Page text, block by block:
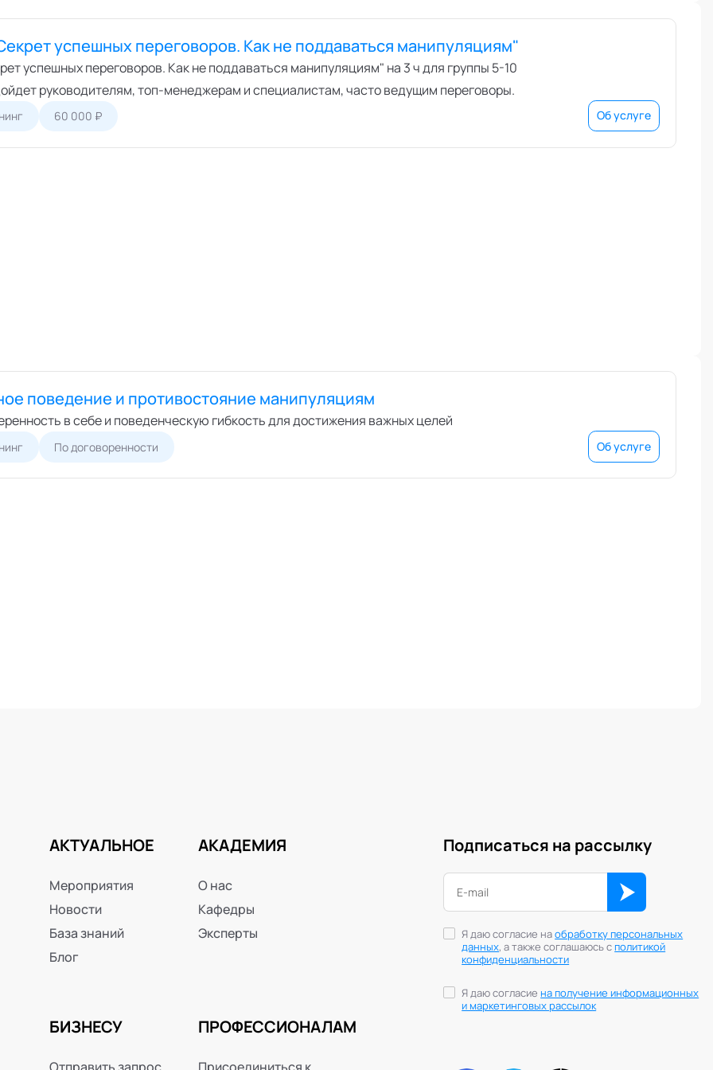
успешных переговоров. Как не поддаваться манипуляциям"
успешных переговоров. Как не поддаваться манипуляциям" на 3 ч для группы 5-10
руководителям, топ-менеджерам и специалистам, часто ведущим переговоры.
60 000 ₽ Об услуге
поведение и противостояние манипуляциям
в себе и поведенческую гибкость для достижения важных целей
По договоренности Об услуге
АКТУАЛЬНОЕ
Мероприятия
Новости
База знаний
Блог
АКАДЕМИЯ
О нас
Кафедры
Эксперты
БИЗНЕСУ
Отправить запрос
ПРОФЕССИОНАЛАМ
Присоединиться к
Подписаться на рассылку
Я даю согласие наобработку персональных
данных, а также соглашаюсь сполитикой
конфиденциальности
Я даю согласиена получение информационных
и маркетинговых рассылок